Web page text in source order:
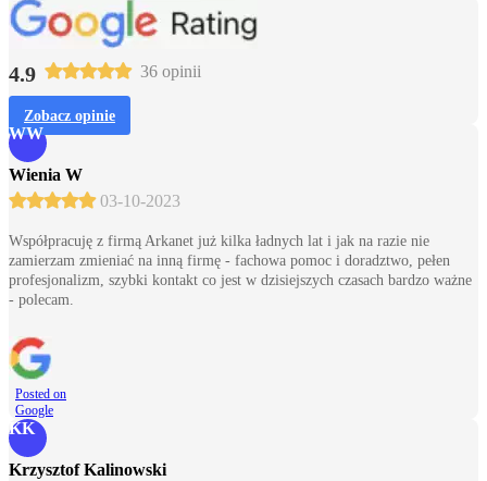
4.9 36 opinii
Zobacz opinie
WW
Wienia W
03-10-2023
Współpracuję z firmą Arkanet już kilka ładnych lat i jak na razie nie
zamierzam zmieniać na inną firmę - fachowa pomoc i doradztwo, pełen
profesjonalizm, szybki kontakt co jest w dzisiejszych czasach bardzo ważne
- polecam.
Posted on
Google
KK
Krzysztof Kalinowski